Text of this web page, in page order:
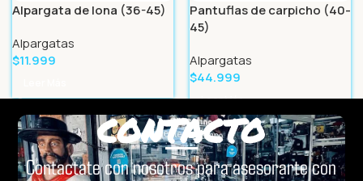
Alpargata de lona (36-45)
Alpargatas
$11.999
Pantuflas de carpicho (40-
45)
Alpargatas
$44.999
Leer Más
CONTACTO
Contactate con nosotros para asesorarte con